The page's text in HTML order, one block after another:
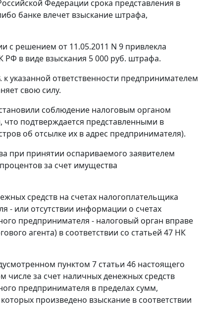
Федерации срока представления в
банке влечет взыскание штрафа,
с решением от 11.05.2011 N 9 привлекла
РФ в виде взыскания 5 000 руб. штрафа.
указанной ответственности предпринимателем
свою силу.
соблюдение налоговым органом
подтверждается представленными в
об отсылке их в адрес предпринимателя).
при принятии оспариваемого заявителем
за счет имущества
средств на счетах налогоплательщика
- или отсутствии информации о счетах
предпринимателя - налоговый орган вправе
агента) в соответствии со статьей 47 НК
пунктом 7 статьи 46 настоящего
числе за счет наличных денежных средств
предпринимателя в пределах сумм,
произведено взыскание в соответствии